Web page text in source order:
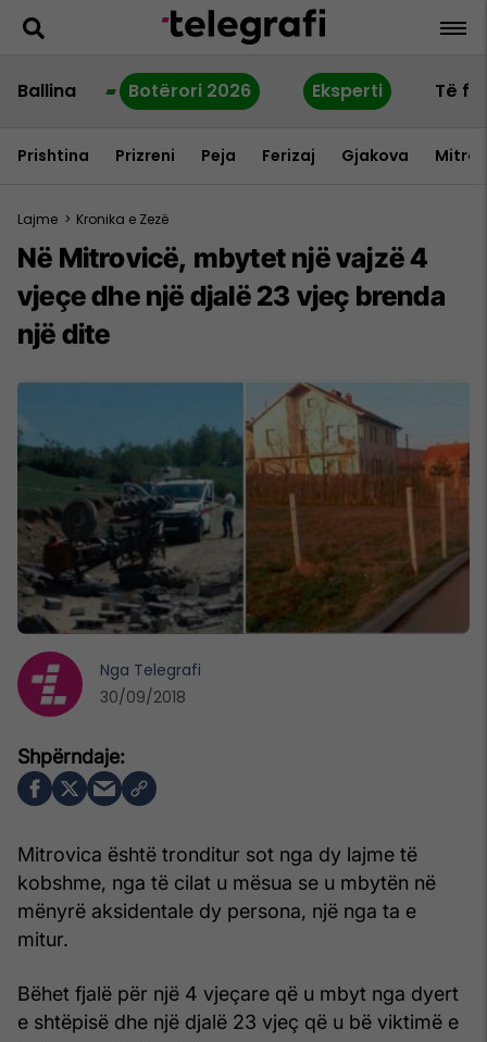
Ballina Botërori 2026 Eksperti Të
Prishtina Prizreni Peja Ferizaj Gjakova
Lajme > Kronika e Zezë
Në Mitrovicë, mbytet një vajzë 4
vjeçe dhe një djalë 23 vjeç brenda
një dite
Mitrovica është tronditur sot nga dy lajme të
kobshme, nga të cilat u mësua se u mbytën në
mënyrë aksidentale dy persona, një nga ta e
mitur.
Bëhet fjalë për një 4 vjeçare që u mbyt nga dyert
e shtëpisë dhe një djalë 23 vjeç që u bë viktimë e
Nga Telegrafi
30/09/2018